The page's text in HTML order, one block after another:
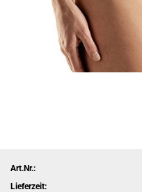
Art.Nr.:
Lieferzeit: